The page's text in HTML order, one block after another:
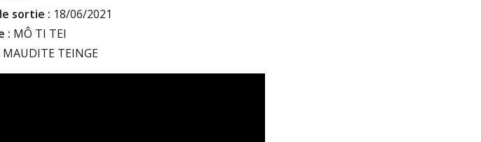
sortie : 18/06/2021
: MÔ TI TEI
MAUDITE TEINGE